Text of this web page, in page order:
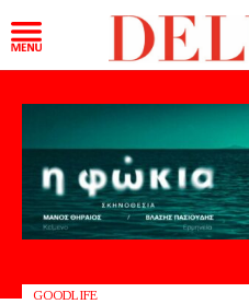
GOODLIFE